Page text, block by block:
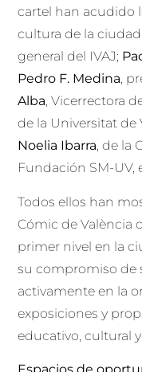
cartel han acudido
cultura de la
general del IVAJ;
Pedro F. Medina,
Alba, Vicerrectora
de la Universitat
Noelia Ibarra, de la
Fundación SM-UV,
Todos ellos han
Cómic de València
primer nivel en la
su compromiso de
activamente en la
exposiciones y
educativo, cultural